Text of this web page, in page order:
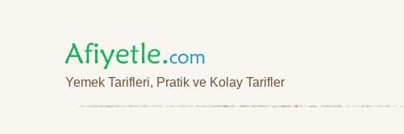
Yemek Tarifleri, Pratik ve Kolay Tarifler